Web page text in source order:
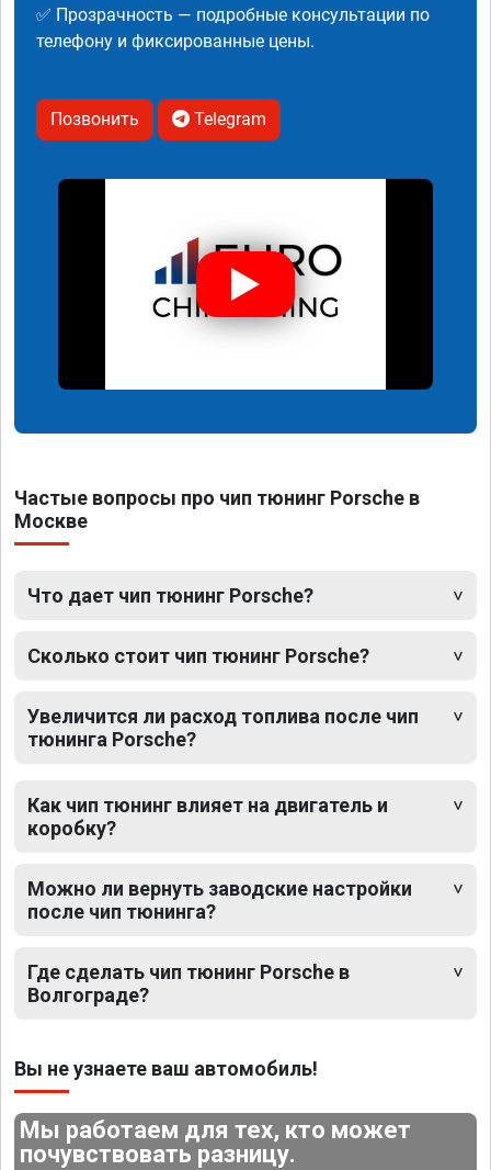
✅ Прозрачность — подробные консультации по
телефону и фиксированные цены.
Позвонить Telegram
Частые вопросы про чип тюнинг Porsche в
Москве
Что дает чип тюнинг Porsche?
Сколько стоит чип тюнинг Porsche?
Увеличится ли расход топлива после чип
тюнинга Porsche?
Как чип тюнинг влияет на двигатель и
коробку?
Можно ли вернуть заводские настройки
после чип тюнинга?
Где сделать чип тюнинг Porsche в
Волгограде?
Вы не узнаете ваш автомобиль!
Мы работаем для тех, кто может
почувствовать разницу.